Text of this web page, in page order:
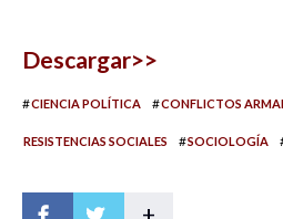
Descargar>>
#CIENCIA POLÍTICA #CONFLICTOS
RESISTENCIAS SOCIALES #SOCIOLOGÍA